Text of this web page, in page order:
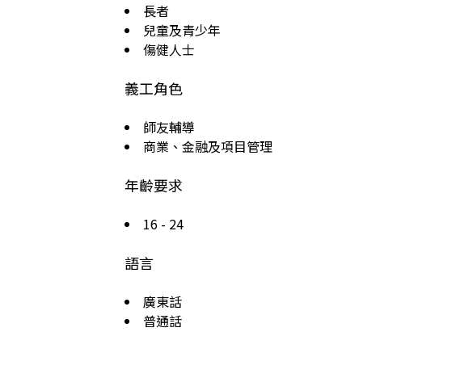
長者
兒童及青少年
傷健人士
義工角色
師友輔導
商業、金融及項目管理
年齡要求
16 - 24
語言
廣東話
普通話